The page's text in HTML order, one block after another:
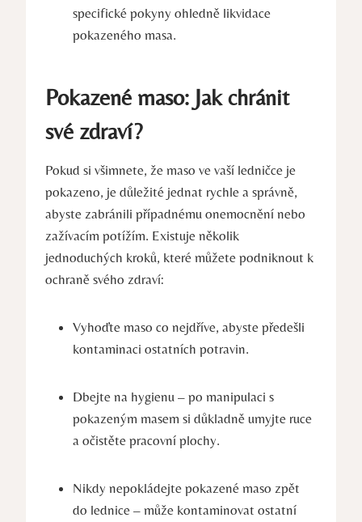
specifické pokyny ohledně likvidace
pokazeného masa.
Pokazené maso: Jak chránit
své zdraví?
Pokud si všimnete, že maso ve vaší ledničce je
pokazeno, je důležité jednat rychle a správně,
abyste zabránili případnému onemocnění nebo
zažívacím potížím. Existuje několik
jednoduchých kroků, které můžete podniknout k
ochraně svého zdraví:
Vyhoďte maso co nejdříve, abyste předešli
kontaminaci ostatních potravin.
Dbejte na hygienu – po manipulaci s
pokazeným masem si důkladně umyjte ruce
a očistěte pracovní plochy.
Nikdy nepokládejte pokazené maso zpět
do lednice – může kontaminovat ostatní